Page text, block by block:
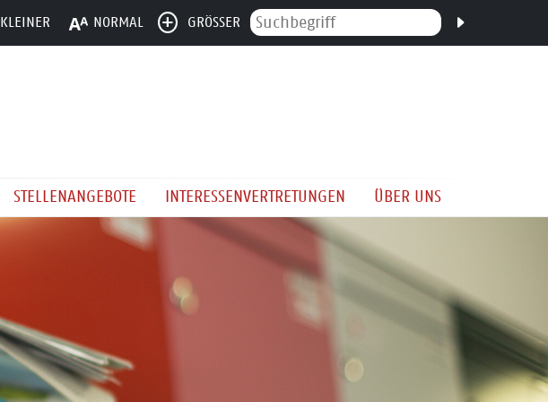
KLEINER NORMAL GRÖSSER
STELLENANGEBOTE INTERESSENVERTRETUNGEN ÜBER UNS